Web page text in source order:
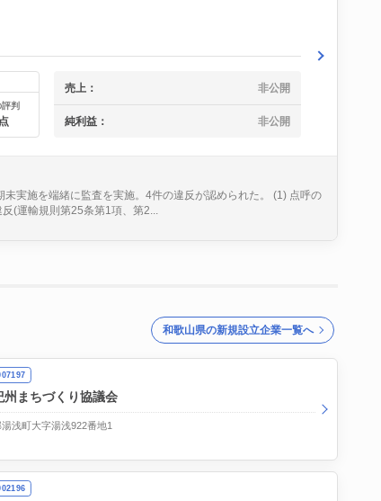
判
売上： 非公開
純利益： 非公開
実施を端緒に監査を実施。4件の違反が認められた。 (1) 点呼の
(運輸規則第25条第1項、第2...
和歌山県の新規設立企業一覧へ
州まちづくり協議会
浅町大字湯浅922番地1